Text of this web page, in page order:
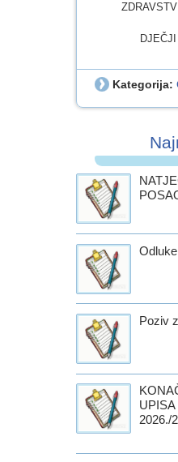
Kategorija:
Poziv
2026./